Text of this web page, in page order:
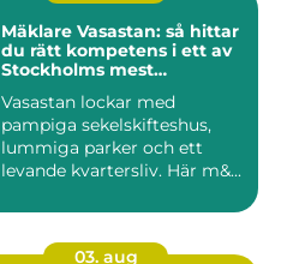
Mäklare Vasastan: så hittar
du rätt kompetens i ett av
Stockholms mest
Vasastan lockar med
pampiga sekelskifteshus,
lummiga parker och ett
levande kvartersliv. Här m&...
03. aug